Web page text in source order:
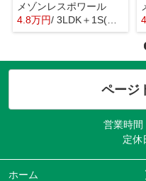
メゾンレスポワール
4.8万円/ 3LDK＋1S(納戸)
ページ
営業時
定休
ホーム